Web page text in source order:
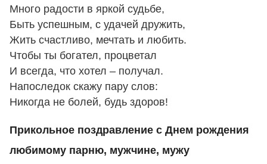
Много радости в яркой судьбе,
Быть успешным, с удачей дружить,
Жить счастливо, мечтать и любить.
Чтобы ты богател, процветал
И всегда, что хотел – получал.
Напоследок скажу пару слов:
Никогда не болей, будь здоров!
Прикольное поздравление с Днем рождения
любимому парню, мужчине, мужу